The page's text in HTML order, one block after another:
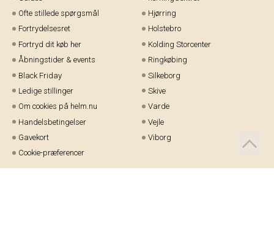
Ofte stillede spørgsmål
Fortrydelsesret
Fortryd dit køb her
Åbningstider & events
Black Friday
Ledige stillinger
Om cookies på helm.nu
Handelsbetingelser
Gavekort
Cookie-præferencer
Hjørring
Holstebro
Kolding Storcenter
Ringkøbing
Silkeborg
Skive
Varde
Vejle
Viborg